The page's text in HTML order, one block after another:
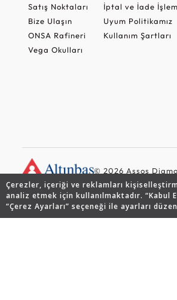
Çerezler, içeriği ve reklamları
analiz etmek için kullanılmaktadır.
“Çerez Ayarları” seçeneği ile ayarları
Satış Noktaları
Bize Ulaşın
ONSA Rafineri
Vega Okulları
İptal ve İade
Uyum Politikamız
Kullanım Şartları
© 2026 Assos